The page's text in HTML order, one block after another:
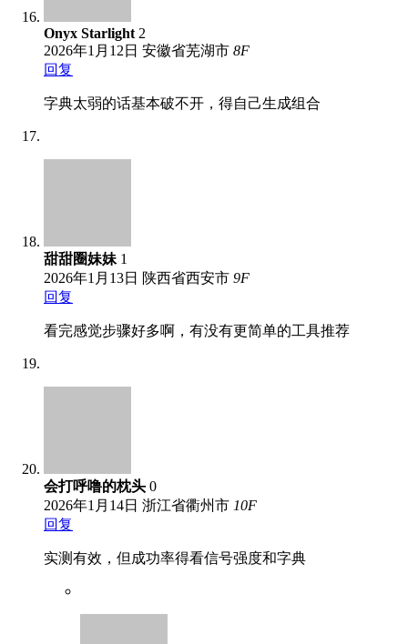
Onyx Starlight 2
2026年1月12日 安徽省芜湖市 8F
回复
字典太弱的话基本破不开，得自己生成组合
甜甜圈妹妹 1
2026年1月13日 陕西省西安市 9F
回复
看完感觉步骤好多啊，有没有更简单的工具推荐
会打呼噜的枕头 0
2026年1月14日 浙江省衢州市 10F
回复
实测有效，但成功率得看信号强度和字典